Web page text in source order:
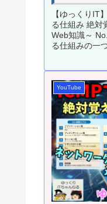
～
【ゆっくりIT
る仕組み 絶対
Web知識～
る仕組みの一
YouTube